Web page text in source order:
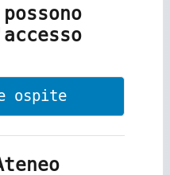
ospite